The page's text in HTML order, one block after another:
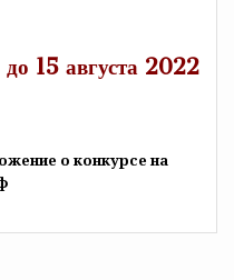
15 августа 2022
о конкурсе на